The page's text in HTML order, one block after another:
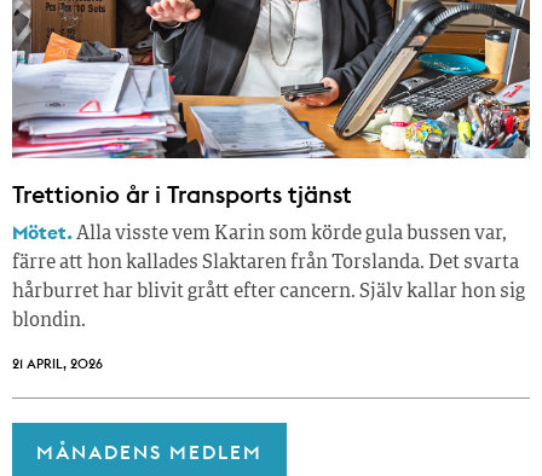
Trettionio år i Transports tjänst
Mötet.Alla visste vem Karin som körde gula bussen var,
färre att hon kallades Slaktaren från Torslanda. Det svarta
hårburret har blivit grått efter cancern. Själv kallar hon sig
blondin.
21 APRIL, 2026
MÅNADENS MEDLEM